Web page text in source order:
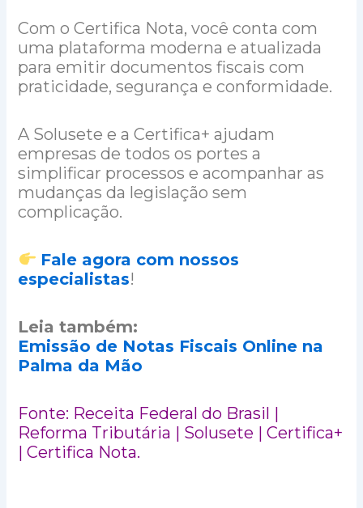
Com o Certifica Nota, você conta com
uma plataforma moderna e atualizada
para emitir documentos fiscais com
praticidade, segurança e conformidade.
A Solusete e a Certifica+ ajudam
empresas de todos os portes a
simplificar processos e acompanhar as
mudanças da legislação sem
complicação.
Fale agora com nossos
especialistas!
Leia também:
Emissão de Notas Fiscais Online na
Palma da Mão
Fonte: Receita Federal do Brasil |
Reforma Tributária | Solusete | Certifica+
| Certifica Nota.